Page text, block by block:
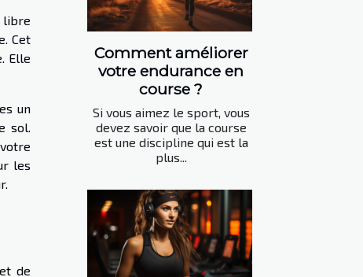
libre
Cet
Elle
un
sol.
les
de
Comment améliorer
votre endurance en
course ?
Si vous aimez le sport, vous
devez savoir que la course
est une discipline qui est la
plus...